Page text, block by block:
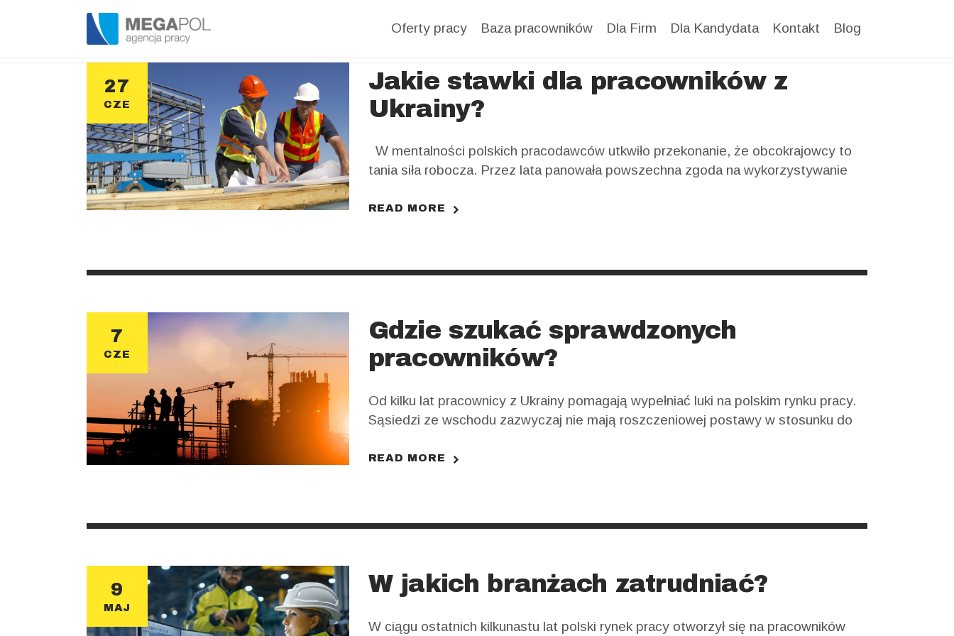
Oferty pracy Baza pracowników Dla Firm Dla Kandydata Kontakt Blog
DATA
FOR
EMPLOYE
CANDIDA
TE
JOB
CONTACT
27
CZE
Jakie stawki dla pracowników z
Ukrainy?
W mentalności polskich pracodawców utkwiło przekonanie, że obcokrajowcy to
tania siła robocza. Przez lata panowała powszechna zgoda na wykorzystywanie
pracy był standardem, jeśli chodzi o obcokrajowca, szczególnie pochodzenia
READ MORE
7
CZE
Gdzie szukać sprawdzonych
pracowników?
Od kilku lat pracownicy z Ukrainy pomagają wypełniać luki na polskim rynku pracy.
Sąsiedzi ze wschodu zazwyczaj nie mają roszczeniowej postawy w stosunku do
obowiązków, co sprawia, że coraz więcej właścicieli prywatnych firm decyduje się
READ MORE
9
MAJ
W jakich branżach zatrudniać?
W ciągu ostatnich kilkunastu lat polski rynek pracy otworzył się na pracowników